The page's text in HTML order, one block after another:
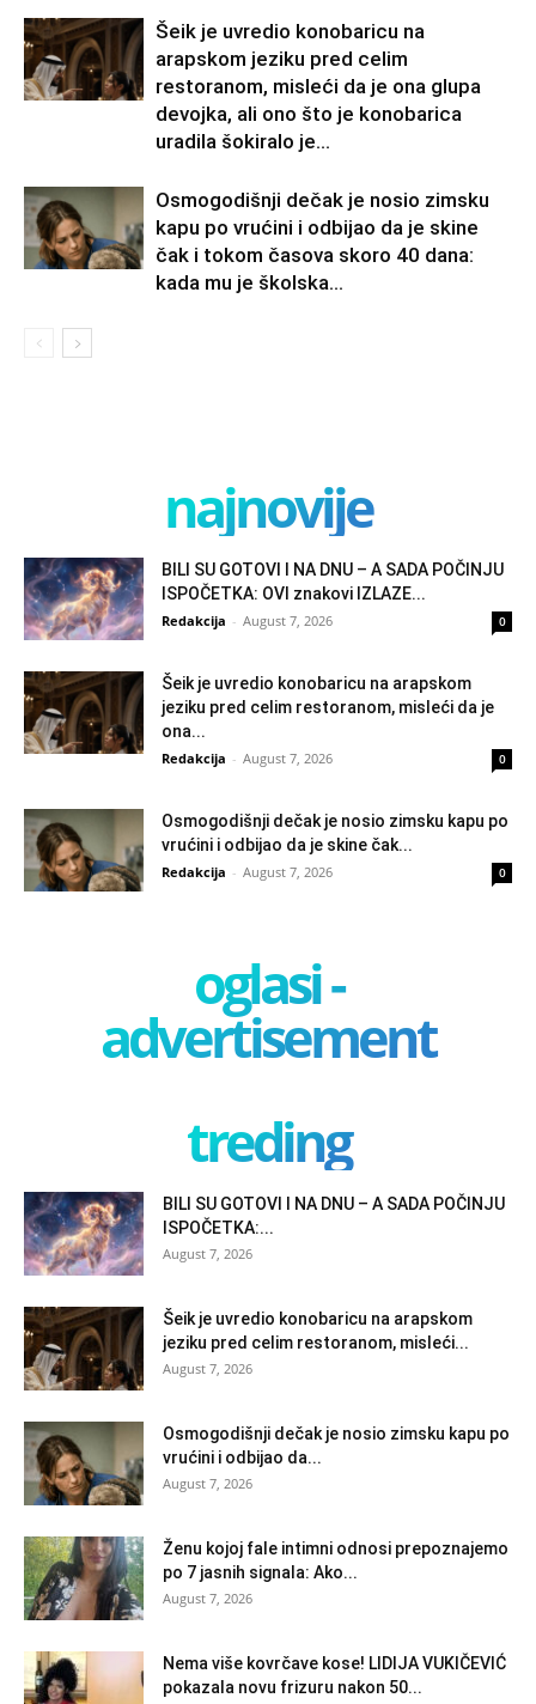
Šeik je uvredio konobaricu na
arapskom jeziku pred celim
restoranom, misleći da je ona glupa
devojka, ali ono što je konobarica
uradila šokiralo je...
Osmogodišnji dečak je nosio zimsku
kapu po vrućini i odbijao da je skine
čak i tokom časova skoro 40 dana:
kada mu je školska...
najnovije
BILI SU GOTOVI I NA DNU – A SADA POČINJU
ISPOČETKA: OVI znakovi IZLAZE...
Redakcija - August 7, 2026 0
Šeik je uvredio konobaricu na arapskom
jeziku pred celim restoranom, misleći da je
ona...
Redakcija - August 7, 2026 0
Osmogodišnji dečak je nosio zimsku kapu po
vrućini i odbijao da je skine čak...
Redakcija - August 7, 2026 0
oglasi -
advertisement
treding
BILI SU GOTOVI I NA DNU – A SADA POČINJU
ISPOČETKA:...
August 7, 2026
Šeik je uvredio konobaricu na arapskom
jeziku pred celim restoranom, misleći...
August 7, 2026
Osmogodišnji dečak je nosio zimsku kapu po
vrućini i odbijao da...
August 7, 2026
Ženu kojoj fale intimni odnosi prepoznajemo
po 7 jasnih signala: Ako...
August 7, 2026
Nema više kovrčave kose! LIDIJA VUKIČEVIĆ
pokazala novu frizuru nakon 50...